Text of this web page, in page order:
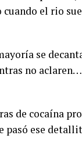
el rio
se
no
de cocaína
pasó ese